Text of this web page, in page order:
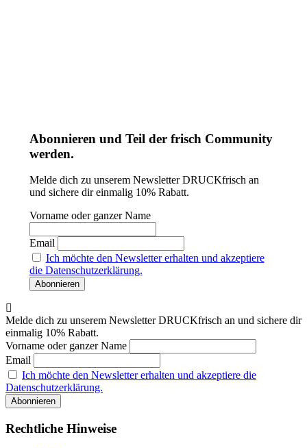
Abonnieren und Teil der frisch Community
werden.
Melde dich zu unserem Newsletter DRUCKfrisch an
und sichere dir einmalig 10% Rabatt.
Vorname oder ganzer Name
Email
Ich möchte den Newsletter erhalten und akzeptiere
die Datenschutzerklärung.
Melde dich zu unserem Newsletter DRUCKfrisch an und sichere dir
einmalig 10% Rabatt.
Vorname oder ganzer Name
Email
Ich möchte den Newsletter erhalten und akzeptiere die
Datenschutzerklärung.
Rechtliche Hinweise